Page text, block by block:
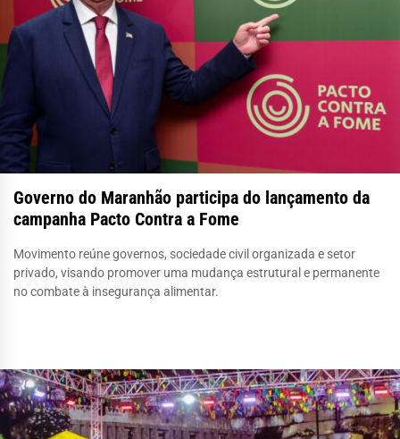
Governo do Maranhão participa do lançamento da
campanha Pacto Contra a Fome
Movimento reúne governos, sociedade civil organizada e setor
privado, visando promover uma mudança estrutural e permanente
no combate à insegurança alimentar.